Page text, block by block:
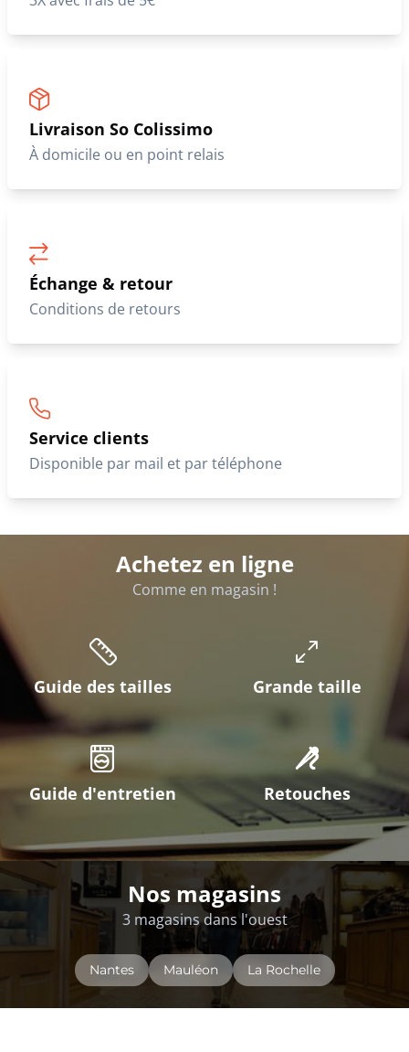
Livraison So Colissimo
À domicile ou en point relais
Échange & retour
Conditions de retours
Service clients
Disponible par mail et par téléphone
Achetez en ligne
Comme en magasin !
Guide des tailles Grande taille
Guide d'entretien Retouches
Nos magasins
3 magasins dans l'ouest
Nantes Mauléon La Rochelle